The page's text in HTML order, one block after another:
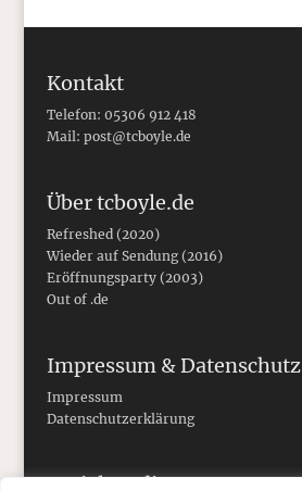
Kontakt
Telefon: 05306 912 418
Mail: post@tcboyle.de
Über tcboyle.de
Refreshed (2020)
Wieder auf Sendung (2016)
Eröffnungsparty (2003)
Out of .de
Impressum & Datenschutz
Impressum
Datenschutzerklärung
Social Media